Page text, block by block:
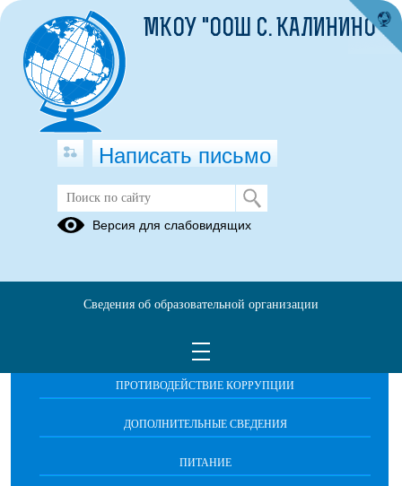
История школы
ОБРАЩЕНИЯ ГРАЖДАН
ПРОТИВОДЕЙСТВИЕ КОРРУПЦИИ
ДОПОЛНИТЕЛЬНЫЕ СВЕДЕНИЯ
ПИТАНИЕ
МКОУ "ООШ С. КАЛИНИНО"
Написать письмо
Версия для слабовидящих
Сведения об образовательной организации